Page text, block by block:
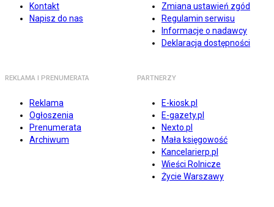
Kontakt
Napisz do nas
Zmiana ustawień zgód
Regulamin serwisu
Informacje o nadawcy
Deklaracja dostępności
REKLAMA I PRENUMERATA
Reklama
Ogłoszenia
Prenumerata
Archiwum
PARTNERZY
E-kiosk.pl
E-gazety.pl
Nexto.pl
Mała księgowość
Kancelarierp.pl
Wieści Rolnicze
Życie Warszawy